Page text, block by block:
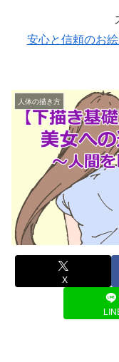
安心と信頼のお
人体の描き方
X